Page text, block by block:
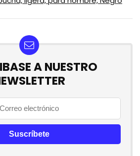
A NUESTRO